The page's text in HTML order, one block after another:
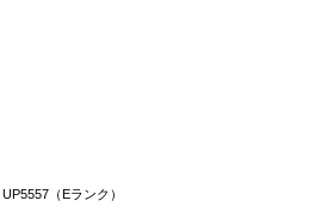
（Eランク）